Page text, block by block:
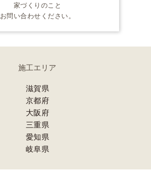
家づくりのこと
お問い合わせください。
施工エリア
滋賀県
京都府
大阪府
三重県
愛知県
岐阜県